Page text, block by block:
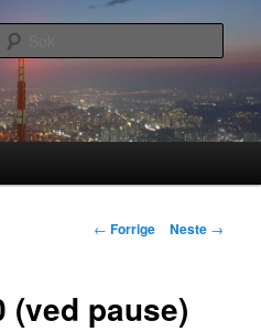
Innleggsnavigasjon
← Forrige Neste →
(ved pause)